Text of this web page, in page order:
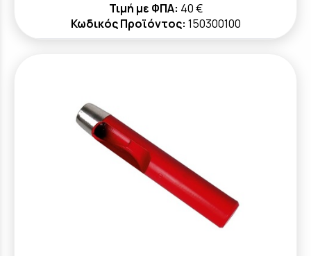
Τιμή με ΦΠΑ: 40 €
Κωδικός Προϊόντος: 150300100